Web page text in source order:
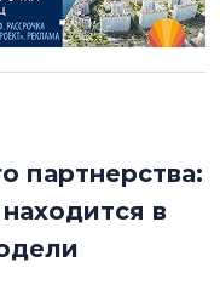
партнерства:
в